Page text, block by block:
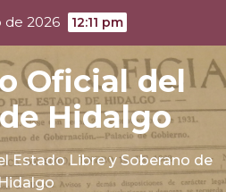
de 2026 12:11 pm
Oficial del
Hidalgo
Estado Libre y Soberano de